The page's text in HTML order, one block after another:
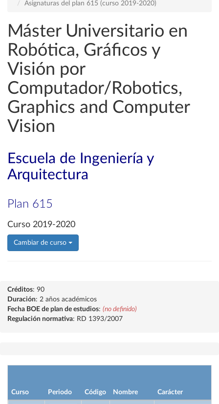
Asignaturas del plan 615 (curso 2019-2020)
Máster Universitario en
Robótica, Gráficos y
Visión por
Computador/Robotics,
Graphics and Computer
Vision
Escuela de Ingeniería y
Arquitectura
Plan 615
Curso 2019-2020
Cambiar de curso
Créditos: 90
Duración: 2 años académicos
Fecha BOE de plan de estudios: (no definido)
Regulación normativa: RD 1393/2007
Curso Periodo Código Nombre Carácter